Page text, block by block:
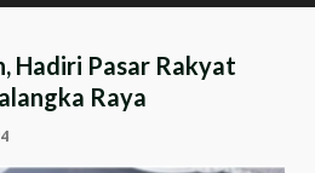
MENU
Hadiri Pasar Rakyat
Raya